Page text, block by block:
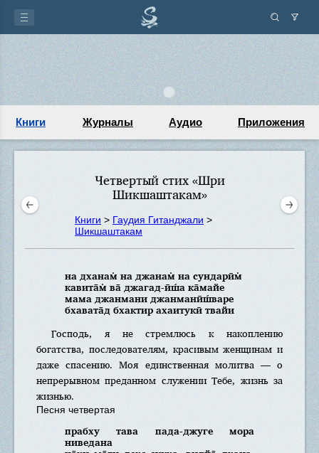
Книги Журналы Аудио Приложения
Четвертый стих «Шри
Шикшаштакам»
Книги > Гаудия Гитанджали >
Шикшаштакам
на дханам̇ на джанам̇ на сундарӣм̇
кавита̄м̇ ва̄ джагад-ӣш́а ка̄майе
мама джанмани джанманӣш́варе
бхавата̄д бхактир ахаитукӣ твайи
Господь, я не стремлюсь к накоплению
богатства, последователям, красивым женщинам и
даже спасению. Моя единственная молитва — о
непрерывном преданном служении Тебе, жизнь за
жизнью.
Песня четвертая
прабху тава пада-джуге мора
ниведана